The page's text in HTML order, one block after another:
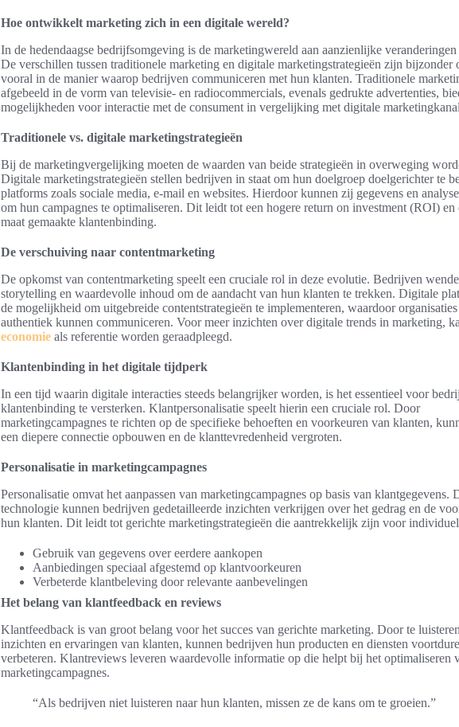
Hoe ontwikkelt marketing zich in een digitale wereld?
In de hedendaagse bedrijfsomgeving is de marketingwereld aan aanzienlijke
De verschillen tussen traditionele marketing en digitale marketingstrategieën zijn bijzonder
vooral in de manier waarop bedrijven communiceren met hun klanten. Traditionele
afgebeeld in de vorm van televisie- en radiocommercials, evenals gedrukte advertenties,
mogelijkheden voor interactie met de consument in vergelijking met digitale
Traditionele vs. digitale marketingstrategieën
Bij de marketingvergelijking moeten de waarden van beide strategieën in overweging
Digitale marketingstrategieën stellen bedrijven in staat om hun doelgroep doelgerichter te
platforms zoals sociale media, e-mail en websites. Hierdoor kunnen zij gegevens en
om hun campagnes te optimaliseren. Dit leidt tot een hogere return on investment (ROI) en
maat gemaakte klantenbinding.
De verschuiving naar contentmarketing
De opkomst van contentmarketing speelt een cruciale rol in deze evolutie. Bedrijven
storytelling en waardevolle inhoud om de aandacht van hun klanten te trekken. Digitale
de mogelijkheid om uitgebreide contentstrategieën te implementeren, waardoor
authentiek kunnen communiceren. Voor meer inzichten over digitale trends in marketing,
economie als referentie worden geraadpleegd.
Klantenbinding in het digitale tijdperk
In een tijd waarin digitale interacties steeds belangrijker worden, is het essentieel voor
klantenbinding te versterken. Klantpersonalisatie speelt hierin een cruciale rol. Door
marketingcampagnes te richten op de specifieke behoeften en voorkeuren van klanten,
een diepere connectie opbouwen en de klanttevredenheid vergroten.
Personalisatie in marketingcampagnes
Personalisatie omvat het aanpassen van marketingcampagnes op basis van klantgegevens.
technologie kunnen bedrijven gedetailleerde inzichten verkrijgen over het gedrag en de
hun klanten. Dit leidt tot gerichte marketingstrategieën die aantrekkelijk zijn voor
Gebruik van gegevens over eerdere aankopen
Aanbiedingen speciaal afgestemd op klantvoorkeuren
Verbeterde klantbeleving door relevante aanbevelingen
Het belang van klantfeedback en reviews
Klantfeedback is van groot belang voor het succes van gerichte marketing. Door te
inzichten en ervaringen van klanten, kunnen bedrijven hun producten en diensten
verbeteren. Klantreviews leveren waardevolle informatie op die helpt bij het optimaliseren
marketingcampagnes.
“Als bedrijven niet luisteren naar hun klanten, missen ze de kans om te groeien.”